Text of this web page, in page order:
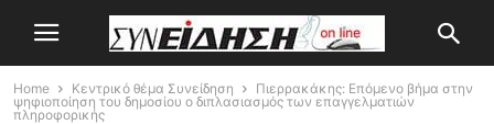
Home Κεντρικό θέμα Συνείδηση
Πιερρακάκης: Επόμενο βήμα στην
ψηφιοποίηση του δημοσίου ο διπλασιασμός των επαγγελματιών
πληροφορικής